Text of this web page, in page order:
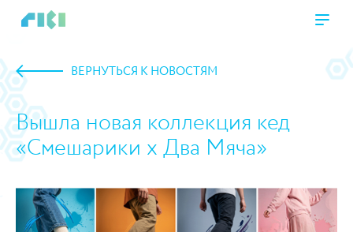
ВЕРНУТЬСЯ К НОВОСТЯМ
Вышла новая коллекция кед
«Смешарики х Два Мяча»
https://www.high-endrolex.com/45